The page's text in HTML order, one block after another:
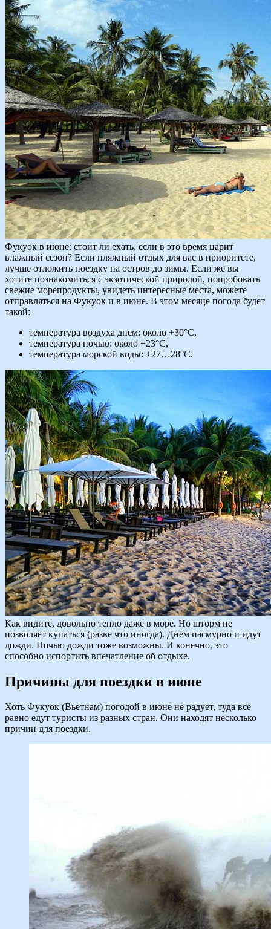
Фукуок в июне: стоит ли ехать, если в это время царит
влажный сезон? Если пляжный отдых для вас в приоритете,
лучше отложить поездку на остров до зимы. Если же вы
хотите познакомиться с экзотической природой, попробовать
свежие морепродукты, увидеть интересные места, можете
отправляться на Фукуок и в июне. В этом месяце погода будет
такой:
температура воздуха днем: около +30°C,
температура ночью: около +23°C,
температура морской воды: +27…28°C.
Как видите, довольно тепло даже в море. Но шторм не
позволяет купаться (разве что иногда). Днем пасмурно и идут
дожди. Ночью дожди тоже возможны. И конечно, это
способно испортить впечатление об отдыхе.
Причины для поездки в июне
Хоть Фукуок (Вьетнам) погодой в июне не радует, туда все
равно едут туристы из разных стран. Они находят несколько
причин для поездки.